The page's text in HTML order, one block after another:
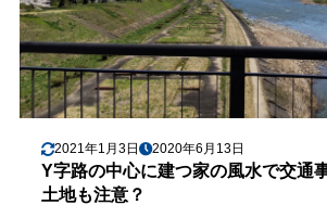
2021年1月3日 2020年6月13日
Y字路の中心に建つ家の風水で交通
土地も注意？